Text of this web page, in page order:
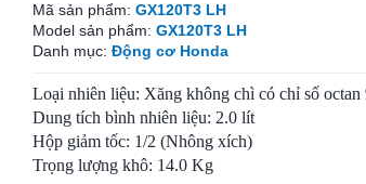
Mã sản phẩm: GX120T3 LH
Model sản phẩm: GX120T3 LH
Danh mục: Động cơ Honda
Loại nhiên liệu: Xăng không chì có chỉ số octan
Dung tích bình nhiên liệu: 2.0 lít
Hộp giảm tốc: 1/2 (Nhông xích)
Trọng lượng khô: 14.0 Kg